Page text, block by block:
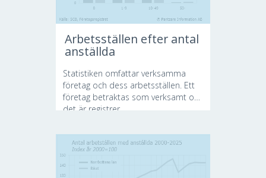
Arbetsställen efter antal
anställda
Statistiken omfattar verksamma
företag och dess arbetsställen. Ett
företag betraktas som verksamt om
det är registrer...